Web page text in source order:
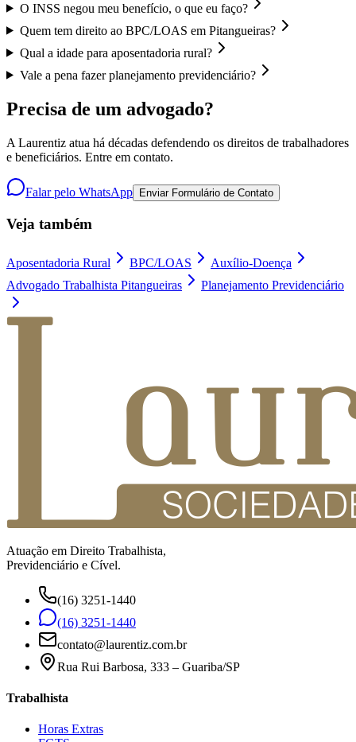
O INSS negou meu benefício, o que eu faço?
Quem tem direito ao BPC/LOAS em Pitangueiras?
Qual a idade para aposentadoria rural?
Vale a pena fazer planejamento previdenciário?
Precisa de um advogado?
A Laurentiz atua há décadas defendendo os direitos de trabalhadores
e beneficiários. Entre em contato.
Falar pelo WhatsApp Enviar Formulário de Contato
Veja também
Aposentadoria Rural BPC/LOAS
Auxílio-Doença
Advogado Trabalhista Pitangueiras
Planejamento Previdenciário
Atuação em Direito Trabalhista,
Previdenciário e Cível.
(16) 3251-1440
(16) 3251-1440
contato@laurentiz.com.br
Rua Rui Barbosa, 333 – Guariba/SP
Trabalhista
Horas Extras